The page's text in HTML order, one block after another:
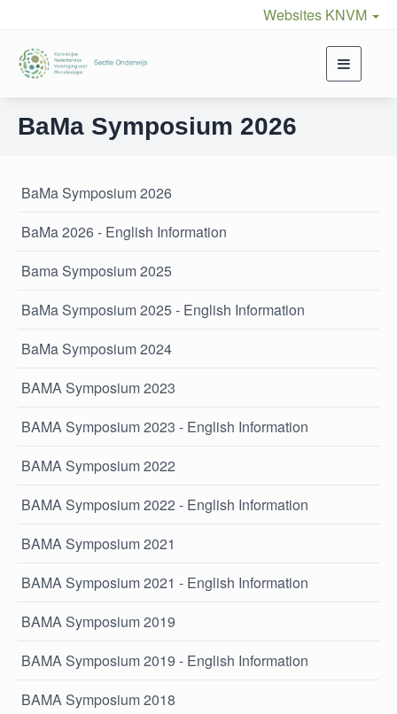
Websites KNVM
Toggle
BaMa Symposium 2026
BaMa Symposium 2026
BaMa 2026 - English Information
Bama Symposium 2025
BaMa Symposium 2025 - English Information
BaMa Symposium 2024
BAMA Symposium 2023
BAMA Symposium 2023 - English Information
BAMA Symposium 2022
BAMA Symposium 2022 - English Information
BAMA Symposium 2021
BAMA Symposium 2021 - English Information
BAMA Symposium 2019
BAMA Symposium 2019 - English Information
BAMA Symposium 2018